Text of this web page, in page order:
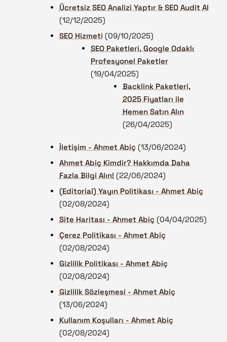
Ücretsiz SEO Analizi Yaptır & SEO Audit Al
(12/12/2025)
SEO Hizmeti (09/10/2025)
SEO Paketleri, Google Odaklı
Profesyonel Paketler
(19/04/2025)
Backlink Paketleri,
2025 Fiyatları ile
Hemen Satın Alın
(26/04/2025)
İletişim - Ahmet Abiç (13/06/2024)
Ahmet Abiç Kimdir? Hakkımda Daha
Fazla Bilgi Alın! (22/06/2024)
(Editorial) Yayın Politikası - Ahmet Abiç
(02/08/2024)
Site Haritası - Ahmet Abiç (04/04/2025)
Çerez Politikası - Ahmet Abiç
(02/08/2024)
Gizlilik Politikası - Ahmet Abiç
(02/08/2024)
Gizlilik Sözleşmesi - Ahmet Abiç
(13/06/2024)
Kullanım Koşulları - Ahmet Abiç
(02/08/2024)